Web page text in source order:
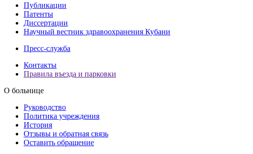
Публикации
Патенты
Диссертации
Научный вестник здравоохранения Кубани
Пресс-служба
Контакты
Правила въезда и парковки
О больнице
Руководство
Политика учреждения
История
Отзывы и обратная связь
Оставить обращение